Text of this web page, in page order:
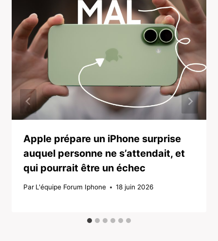
Apple prépare un iPhone surprise
auquel personne ne s’attendait, et
qui pourrait être un échec
Par L'équipe Forum Iphone 18 juin 2026